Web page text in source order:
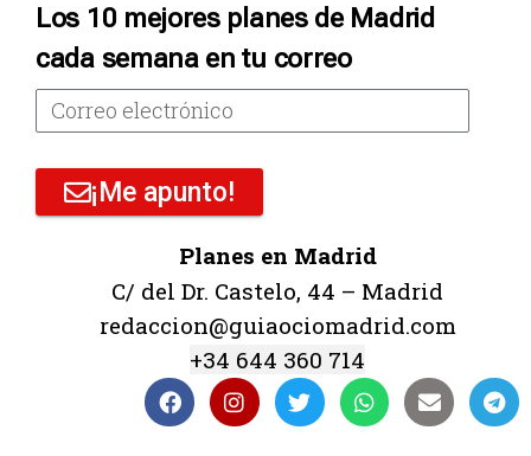
Los 10 mejores planes de Madrid
cada semana en tu correo
¡Me apunto!
Planes en Madrid
C/ del Dr. Castelo, 44 – Madrid
redaccion@guiaociomadrid.com
+34 644 360 714